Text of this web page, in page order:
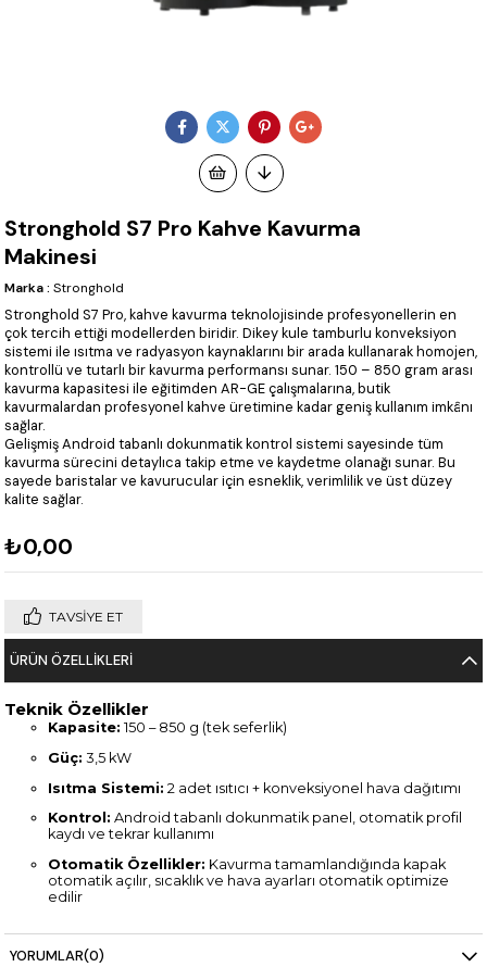
Stronghold S7 Pro Kahve Kavurma
Makinesi
Marka : Stronghold
Stronghold S7 Pro, kahve kavurma teknolojisinde profesyonellerin en
çok tercih ettiği modellerden biridir. Dikey kule tamburlu konveksiyon
sistemi ile ısıtma ve radyasyon kaynaklarını bir arada kullanarak homojen,
kontrollü ve tutarlı bir kavurma performansı sunar. 150 – 850 gram arası
kavurma kapasitesi ile eğitimden AR-GE çalışmalarına, butik
kavurmalardan profesyonel kahve üretimine kadar geniş kullanım imkânı
sağlar.
Gelişmiş Android tabanlı dokunmatik kontrol sistemi sayesinde tüm
kavurma sürecini detaylıca takip etme ve kaydetme olanağı sunar. Bu
sayede baristalar ve kavurucular için esneklik, verimlilik ve üst düzey
kalite sağlar.
₺0,00
TAVSIYE ET
ÜRÜN ÖZELLIKLERI
Teknik Özellikler
Kapasite: 150 – 850 g (tek seferlik)
Güç: 3,5 kW
Isıtma Sistemi: 2 adet ısıtıcı + konveksiyonel hava dağıtımı
Kontrol: Android tabanlı dokunmatik panel, otomatik profil
kaydı ve tekrar kullanımı
Otomatik Özellikler: Kavurma tamamlandığında kapak
otomatik açılır, sıcaklık ve hava ayarları otomatik optimize
edilir
Net Ağırlık:
YORUMLAR(0)